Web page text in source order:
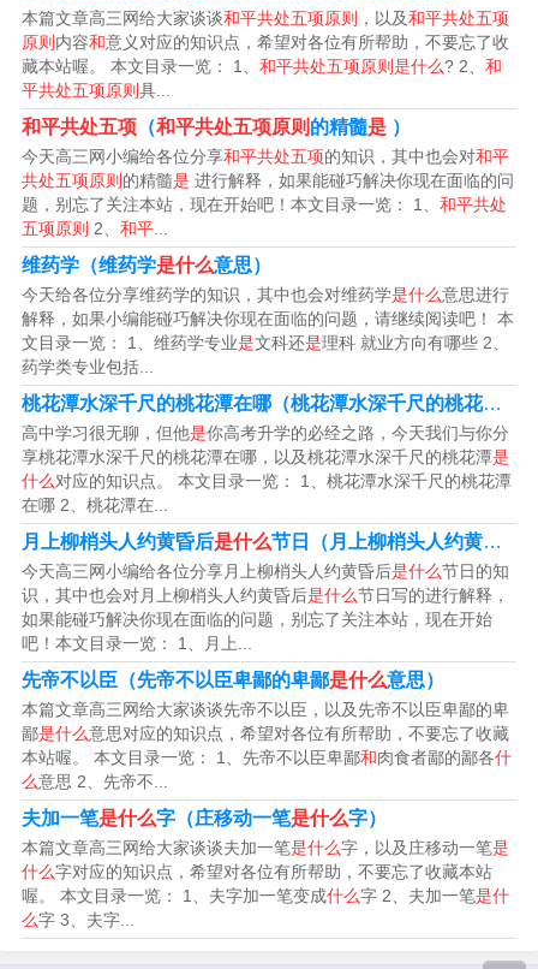
5、法律分析：具体内容：互相尊重领土主权、互不侵犯、
互不干涉内政、平等互惠和和平共处。影响：和平共处五
项原则提出后，获得世界上越来越多国家的赞同，成为解
决国与国之间关系的基本原则。
和平共处五项原则是什么?
和平共处五项原则的内容是：互相尊重主权和领土完整、
互不侵犯、互不干涉内政、平等互利、和平共处。这五项
原则最先是周恩来总理于1953年12月底在会见来访的印度
代表团时提出的。
和平共处五项原则是超越社会制度和意识形态发展国家关
系的基本原则，已为世界上绝大多数国家所接受。和平共
处五项原则作为一个开放包容的国际法原则，集中体现了
主权、正义、民主、法治的价值观。
法律分析：具体内容：互相尊重领土主权、互不侵犯、互
不干涉内政、平等互惠和和平共处。影响：和平共处五项
原则提出后，获得世界上越来越多国家的赞同，成为解决
国与国之间关系的基本原则。
法律分析：坚持互相尊重主权和领土完整、互不侵犯、互
不干涉内政、平等互利、和平共处五项原则。法律依据：
《中华人民共和国宪法》序言 中国革命、建设、改革的成
就是同世界人民的支持分不开的。
和平共处的五项原则是什么?
本篇文章高三网给大家谈谈和平共处五项原则 ，以及和平共处五项
原则 内容和意义对应的知识点，希望对各位有所帮助，不要忘了收
藏本站喔。 本文目录一览： 1、 和平共处五项原则是什么? 2、 和
平共处五项原则具...
和平共处五项 （和平共处五项原则 的精髓是 ）
今天高三网小编给各位分享和平共处五项的知识，其中也会对和平
共处五项原则 的精髓是 进行解释，如果能碰巧解决你现在面临的问
题，别忘了关注本站，现在开始吧！本文目录一览： 1、 和平共处
五项原则 2、 和平
维药学（维药学是什么意思）
今天给各位分享维药学的知识，其中也会对维药学是什么意思进行
解释，如果小编能碰巧解决你现在面临的问题，请继续阅读吧！ 本
文目录一览： 1、维药学专业是文科还是理科 就业方向有哪些 2、
药学类专业包括...
桃花潭水深千尺的桃花潭在哪（桃花潭水深千尺的桃花潭
高中学习很无聊，但他是你高考升学的必经之路，今天我们与你分
享桃花潭水深千尺的桃花潭在哪，以及桃花潭水深千尺的桃花潭是
什么对应的知识点。 本文目录一览： 1、桃花潭水深千尺的桃花潭
在哪 2、桃花潭在...
月上柳梢头人约黄昏后是什么节日（月上柳梢头人约黄昏后
今天高三网小编给各位分享月上柳梢头人约黄昏后是什么节日的知
识，其中也会对月上柳梢头人约黄昏后是什么节日写的进行解释，
如果能碰巧解决你现在面临的问题，别忘了关注本站，现在开始
吧！本文目录一览： 1、月上...
先帝不以臣（先帝不以臣卑鄙的卑鄙是什么意思）
本篇文章高三网给大家谈谈先帝不以臣，以及先帝不以臣卑鄙的卑
鄙是什么意思对应的知识点，希望对各位有所帮助，不要忘了收藏
本站喔。 本文目录一览： 1、先帝不以臣卑鄙和肉食者鄙的鄙各什
么意思 2、先帝不...
夫加一笔是什么字（庄移动一笔是什么字）
本篇文章高三网给大家谈谈夫加一笔是什么字，以及庄移动一笔是
什么字对应的知识点，希望对各位有所帮助，不要忘了收藏本站
喔。 本文目录一览： 1、夫字加一笔变成什么字 2、夫加一笔是什
么字 3、夫字...